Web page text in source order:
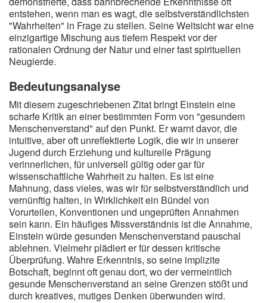
entstehen, wenn man es wagt, die selbstverständlichsten
"Wahrheiten" in Frage zu stellen. Seine Weltsicht war eine
einzigartige Mischung aus tiefem Respekt vor der
rationalen Ordnung der Natur und einer fast spirituellen
Neugierde.
Bedeutungsanalyse
Mit diesem zugeschriebenen Zitat bringt Einstein eine
scharfe Kritik an einer bestimmten Form von "gesundem
Menschenverstand" auf den Punkt. Er warnt davor, die
intuitive, aber oft unreflektierte Logik, die wir in unserer
Jugend durch Erziehung und kulturelle Prägung
verinnerlichen, für universell gültig oder gar für
wissenschaftliche Wahrheit zu halten. Es ist eine
Mahnung, dass vieles, was wir für selbstverständlich und
vernünftig halten, in Wirklichkeit ein Bündel von
Vorurteilen, Konventionen und ungeprüften Annahmen
sein kann. Ein häufiges Missverständnis ist die Annahme,
Einstein würde gesunden Menschenverstand pauschal
ablehnen. Vielmehr plädiert er für dessen kritische
Überprüfung. Wahre Erkenntnis, so seine implizite
Botschaft, beginnt oft genau dort, wo der vermeintlich
gesunde Menschenverstand an seine Grenzen stößt und
durch kreatives, mutiges Denken überwunden wird.